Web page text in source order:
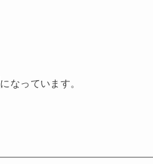
になっています。